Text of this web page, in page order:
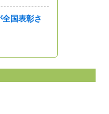
国表彰さ